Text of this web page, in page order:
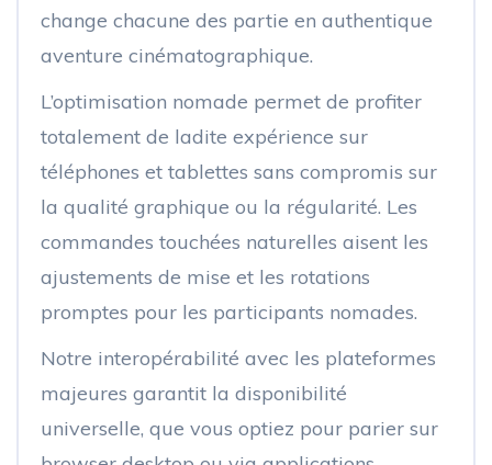
change chacune des partie en authentique
aventure cinématographique.
L’optimisation nomade permet de profiter
totalement de ladite expérience sur
téléphones et tablettes sans compromis sur
la qualité graphique ou la régularité. Les
commandes touchées naturelles aisent les
ajustements de mise et les rotations
promptes pour les participants nomades.
Notre interopérabilité avec les plateformes
majeures garantit la disponibilité
universelle, que vous optiez pour parier sur